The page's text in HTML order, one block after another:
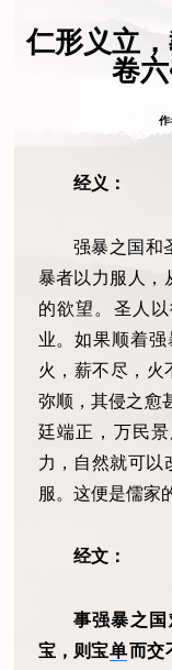
仁形义立
卷六
经义：
强暴之国和
暴者以力服人，
的欲望。圣人
业。如果顺着
火，薪不尽，火
弥顺，其侵之愈
廷端正，万民
力，自然就可以
服。这便是儒家
经文：
事强暴之
宝，则宝单而交